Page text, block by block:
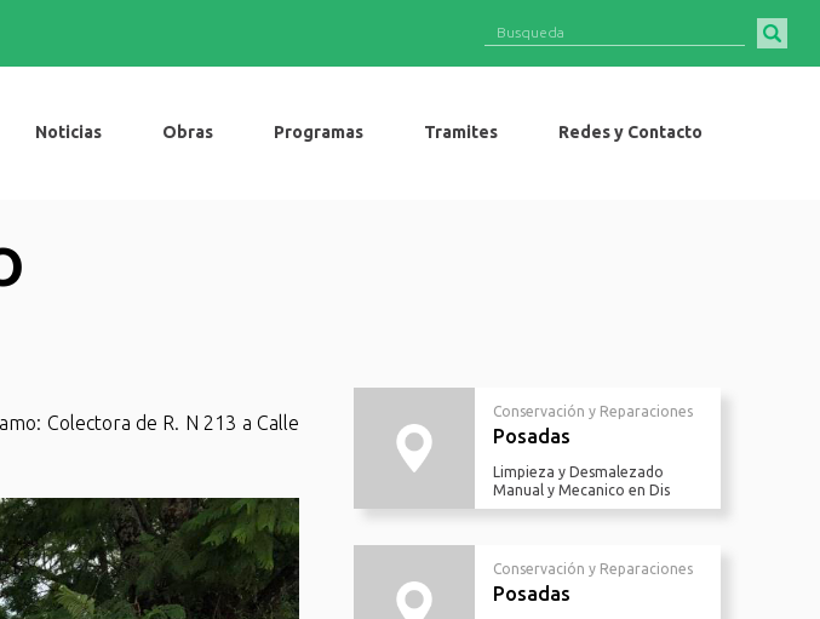
Redes y Contacto
Tramites
Programas
Obras
Noticias
Colectora de R. N 213 a Calle
Conservación y Reparaciones
Posadas
Limpieza y Desmalezado
Manual y Mecanico en Dis
Conservación y Reparaciones
Posadas